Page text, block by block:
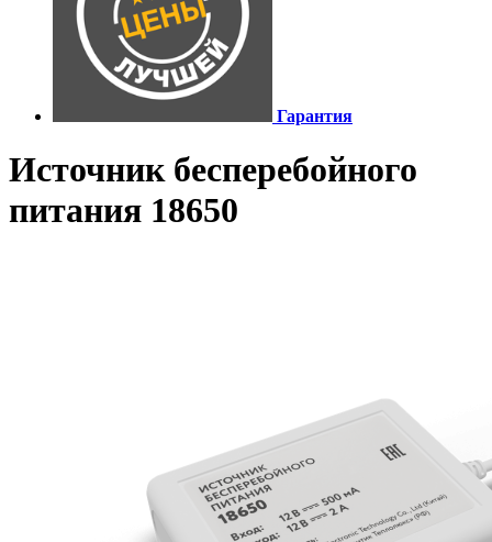
Гарантия
Источник бесперебойного
питания 18650